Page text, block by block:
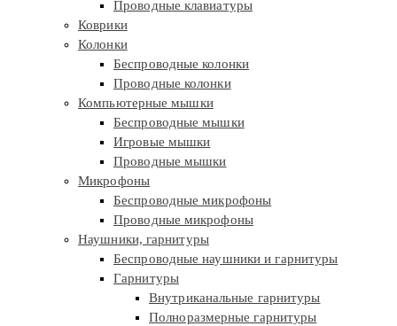
Проводные клавиатуры
Коврики
Колонки
Беспроводные колонки
Проводные колонки
Компьютерные мышки
Беспроводные мышки
Игровые мышки
Проводные мышки
Микрофоны
Беспроводные микрофоны
Проводные микрофоны
Наушники, гарнитуры
Беспроводные наушники и гарнитуры
Гарнитуры
Внутриканальные гарнитуры
Полноразмерные гарнитуры